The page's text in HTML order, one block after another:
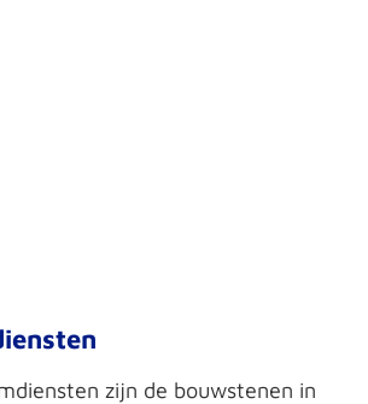
diensten zijn de bouwstenen in